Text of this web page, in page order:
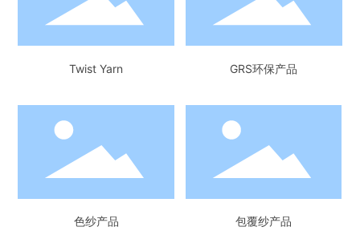
Twist Yarn GRS环保产品
色纱产品 包覆纱产品